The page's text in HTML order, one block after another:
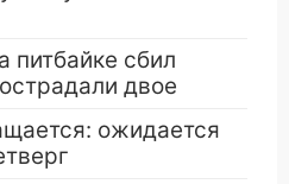
питбайке сбил
двое
ожидается